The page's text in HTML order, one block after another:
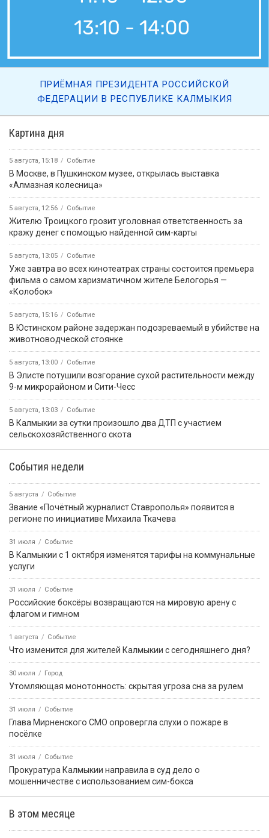
Картина дня
5 августа, 15:18 Событие
В Москве, в Пушкинском музее, открылась выставка
«Алмазная колесница»
5 августа, 12:56 Событие
Жителю Троицкого грозит уголовная ответственность за
кражу денег с помощью найденной сим-карты
5 августа, 13:05 Событие
Уже завтра во всех кинотеатрах страны состоится премьера
фильма о самом харизматичном жителе Белогорья —
«Колобок»
5 августа, 15:16 Событие
В Юстинском районе задержан подозреваемый в убийстве на
животноводческой стоянке
5 августа, 13:00 Событие
В Элисте потушили возгорание сухой растительности между
9-м микрорайоном и Сити-Чесс
5 августа, 13:03 Событие
В Калмыкии за сутки произошло два ДТП с участием
сельскохозяйственного скота
События недели
5 августа Событие
Звание «Почётный журналист Ставрополья» появится в
регионе по инициативе Михаила Ткачева
31 июля Событие
В Калмыкии с 1 октября изменятся тарифы на коммунальные
услуги
31 июля Событие
Российские боксёры возвращаются на мировую арену с
флагом и гимном
1 августа Событие
Что изменится для жителей Калмыкии с сегодняшнего дня?
30 июля Город
Утомляющая монотонность: скрытая угроза сна за рулем
31 июля Событие
Глава Мирненского СМО опровергла слухи о пожаре в
посёлке
31 июля Событие
Прокуратура Калмыкии направила в суд дело о
мошенничестве с использованием сим-бокса
В этом месяце
ПРИЁМНАЯ ПРЕЗИДЕНТА РОССИЙСКОЙ
ФЕДЕРАЦИИ В РЕСПУБЛИКЕ КАЛМЫКИЯ